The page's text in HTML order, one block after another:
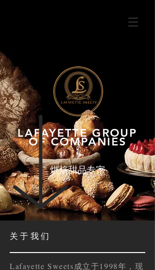
LAFAYETTE GROUP
OF COMPANIES
​烘焙甜品专家
​关于我们
Lafayette Sweets成立于1998年，现